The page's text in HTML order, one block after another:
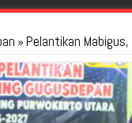
»Pelantikan